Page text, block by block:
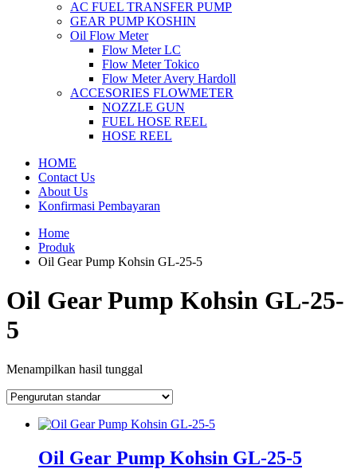
AC FUEL TRANSFER PUMP
GEAR PUMP KOSHIN
Oil Flow Meter
Flow Meter LC
Flow Meter Tokico
Flow Meter Avery Hardoll
ACCESORIES FLOWMETER
NOZZLE GUN
FUEL HOSE REEL
HOSE REEL
HOME
Contact Us
About Us
Konfirmasi Pembayaran
Home
Produk
Oil Gear Pump Kohsin GL-25-5
Oil Gear Pump Kohsin GL-25-
5
Menampilkan hasil tunggal
Oil Gear Pump Kohsin GL-25-5